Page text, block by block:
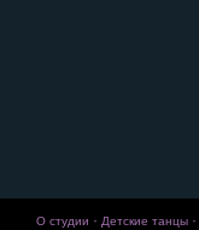
О студии · Детские танцы ·